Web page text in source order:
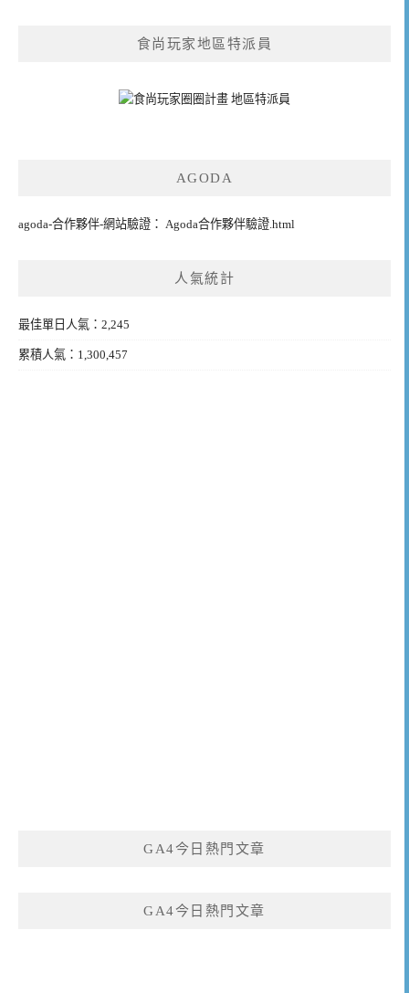
食尚玩家地區特派員
AGODA
agoda-合作夥伴-網站驗證： Agoda合作夥伴驗證.html
人氣統計
最佳單日人氣：2,245
累積人氣：1,300,457
GA4今日熱門文章
GA4今日熱門文章